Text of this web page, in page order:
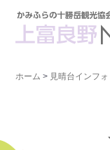
ホーム > 見晴台インフォ